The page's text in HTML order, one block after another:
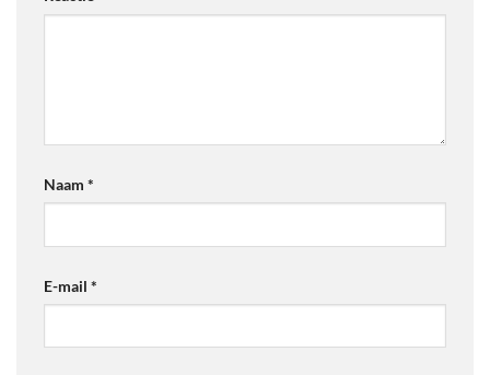
Naam *
E-mail *